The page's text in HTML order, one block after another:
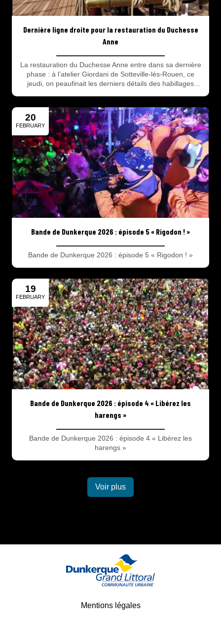
Dernière ligne droite pour la restauration du Duchesse
Anne
La restauration du Duchesse Anne entre dans sa dernière
phase : à l’atelier Giordani de Sotteville-lés-Rouen, ce
jeudi, on peaufinait les derniers détails des habillages
20
FEBRUARY
Bande de Dunkerque 2026 : épisode 5 « Rigodon ! »
Bande de Dunkerque 2026 : épisode 5 « Rigodon ! »
19
FEBRUARY
Bande de Dunkerque 2026 : épisode 4 « Libérez les
harengs »
Bande de Dunkerque 2026 : épisode 4 « Libérez les
harengs »
Voir plus
Mentions légales